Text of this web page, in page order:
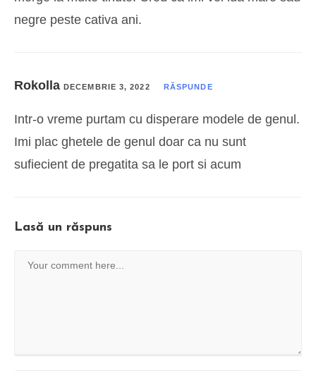
negre peste cativa ani.
Rokolla DECEMBRIE 3, 2022 RĂSPUNDE
Intr-o vreme purtam cu disperare modele de genul.
Imi plac ghetele de genul doar ca nu sunt
sufiecient de pregatita sa le port si acum
Lasă un răspuns